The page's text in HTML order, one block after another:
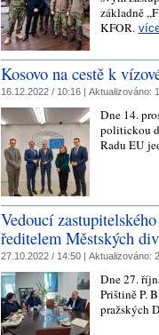
základně
KFOR.
Kosovo na cestě k
16.12.2022 / 10:16 | Aktualizováno:
Dne 14.
politickou
Radu EU
Vedoucí
ředitelem Městských
27.10.2022 / 14:50 | Aktualizováno:
Dne 27.
Prištině P.
pražských